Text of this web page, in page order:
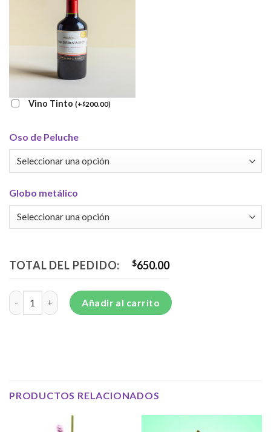
Vino Tinto (+$200.00)
Oso de Peluche
Globo metálico
TOTAL DEL PEDIDO: $650.00
Moderno arreglo en base moderna - E50 cantidad
Añadir al carrito
PRODUCTOS RELACIONADOS